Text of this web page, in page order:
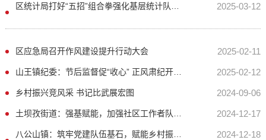
2025-03-12
区应急局召开作风建设提升行动大会 2025-02-11
山王镇纪委：节后监督促“收心” 正风肃纪开好局 2025-02-12
乡村振兴竞风采 书记比武展宏图 2024-09-06
2024-12-17
八公山镇：筑牢党建队伍基石，赋能乡村振兴征程 2024-12-18